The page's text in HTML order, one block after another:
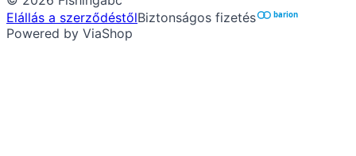
Elállás a szerződéstőlBiztonságos fizetés barion
Powered by ViaShop